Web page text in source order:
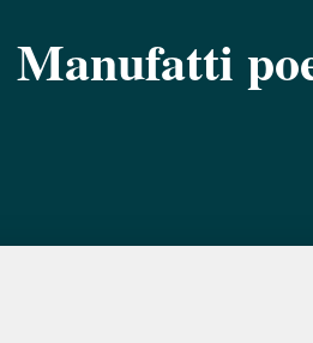
Manufatti